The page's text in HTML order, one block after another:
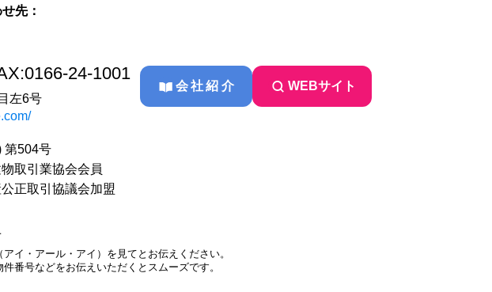
先：
24-1001
左6号
会社紹介 WEBサイト
第504号
取引業協会会員
正取引協議会加盟
イ・アール・アイ）を見てとお伝えください。
番号などをお伝えいただくとスムーズです。